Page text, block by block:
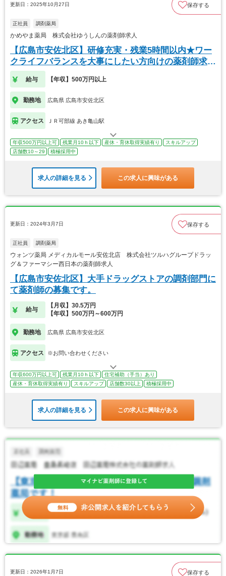
更新日：2025年10月27日 保存する
正社員 調剤薬局
かめやま薬局 株式会社ゆうしんの薬剤師求人
【広島市安佐北区】研修充実・残業5時間以内★ワー
クライフバランスを大事にしたい方向けの薬剤師求
人！
給与 【年収】500万円以上
勤務地 広島県 広島市安佐北区
アクセス ＪＲ可部線 あき亀山駅
年収500万円以上可 残業月10ｈ以下 産休・育休取得実績有り
スキルアップ
店舗数10～29
積極採用中
求人の詳細を見る この求人に興味がある
更新日：2024年3月7日 保存する
正社員 調剤薬局
ウォンツ薬局 メディカルモール安佐北店 株式会社ツルハグループドラッ
グ＆ファーマシー西日本の薬剤師求人
【広島市安佐北区】大手ドラッグストアの調剤部門に
て薬剤師の募集です。
給与
【月収】30.5万円
【年収】500万円～600万円
勤務地 広島県 広島市安佐北区
アクセス ※お問い合わせください
年収600万円以上可 残業月10ｈ以下
住宅補助（手当）あり
産休・育休取得実績有り
スキルアップ 店舗数30以上 積極採用中
求人の詳細を見る この求人に興味がある
更新日：2026年1月7日 保存する